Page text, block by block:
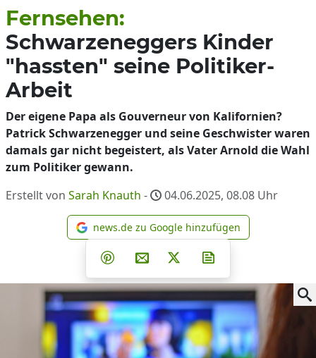
Fernsehen:
Schwarzeneggers Kinder
"hassten" seine Politiker-
Arbeit
Der eigene Papa als Gouverneur von Kalifornien?
Patrick Schwarzenegger und seine Geschwister waren
damals gar nicht begeistert, als Vater Arnold die Wahl
zum Politiker gewann.
Erstellt von Sarah Knauth - 04.06.2025, 08.08 Uhr
news.de zu Google
news.de zu Google hinzufügen
Teilen auf Facebook
Teilen auf Whatsapp
Teilen auf Telegram
Teilen auf Pinterest
Per E-Mail teilen
Post auf X